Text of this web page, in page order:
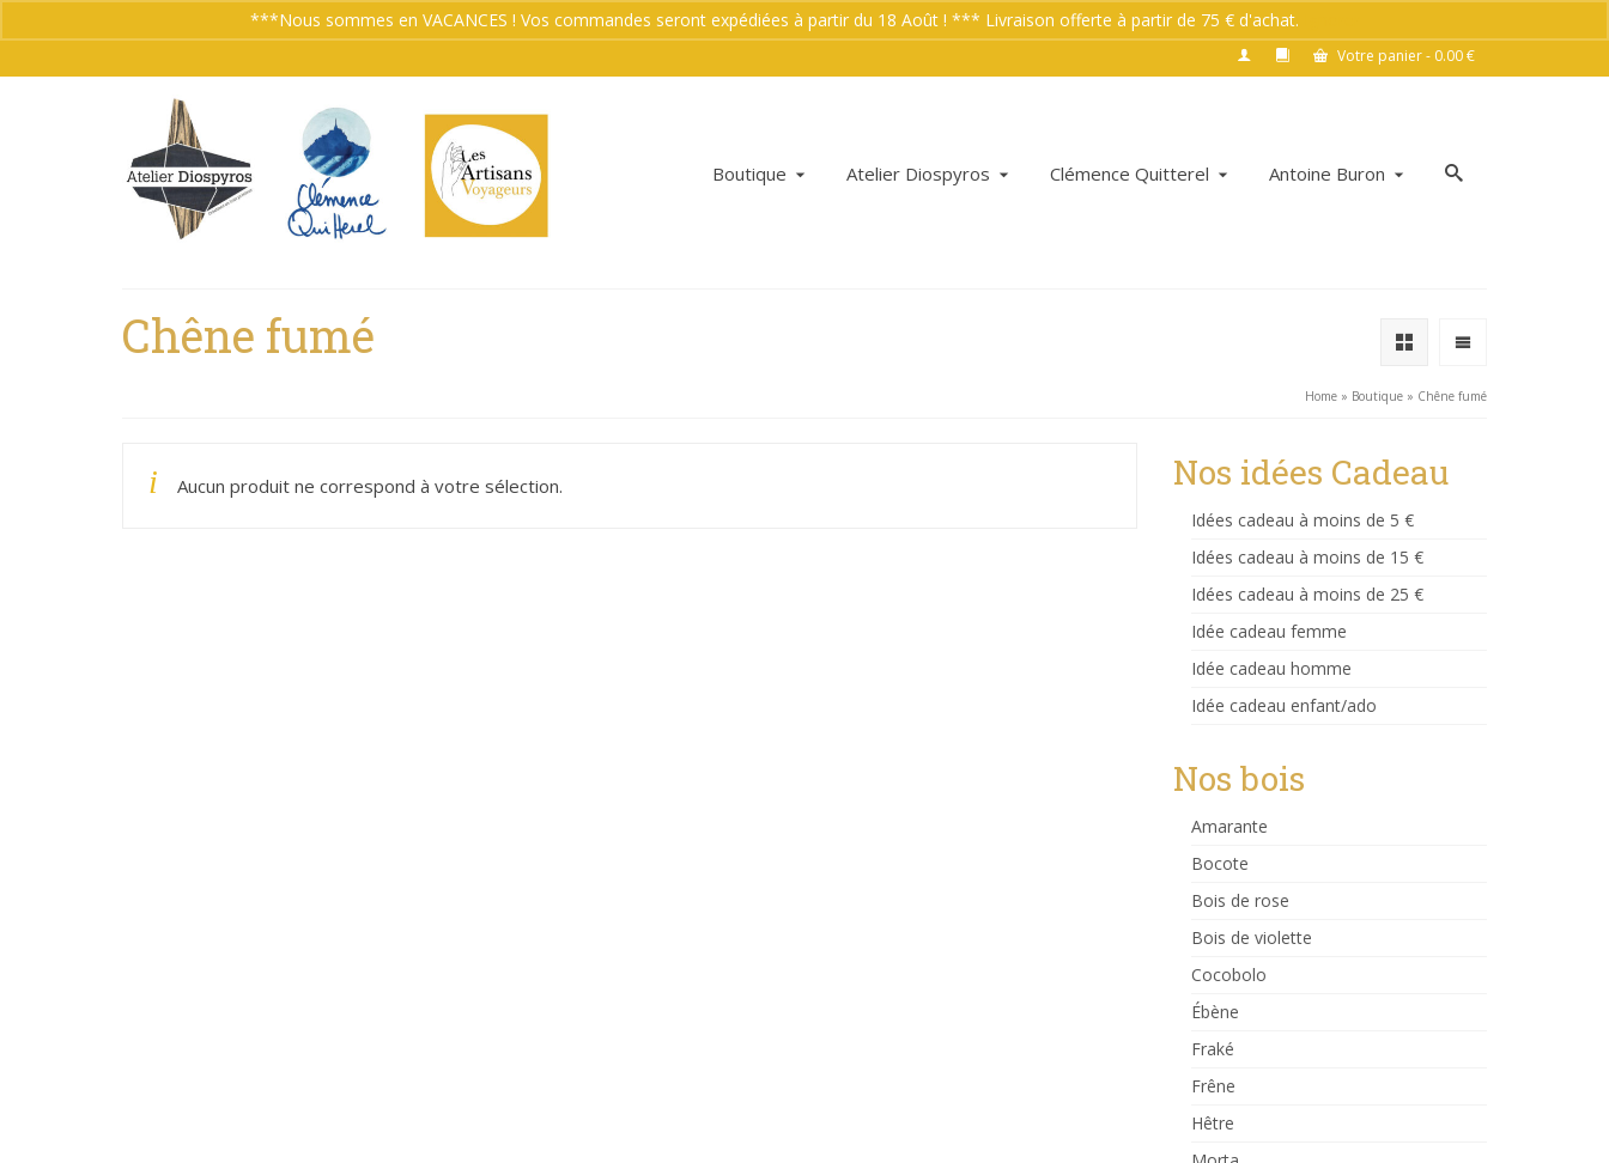
Votre panier- 0.00€
Boutique Atelier Diospyros Clémence Quitterel Antoine Buron
Chêne fumé
Home » Boutique » Chêne fumé
Aucun produit ne correspond à votre sélection. Nos idées Cadeau
Idées cadeau à moins de 5 €
Idées cadeau à moins de 15 €
Idées cadeau à moins de 25 €
Idée cadeau femme
Idée cadeau homme
Idée cadeau enfant/ado
Nos bois
Amarante
Bocote
Bois de rose
Bois de violette
Cocobolo
Ébène
Fraké
Frêne
Hêtre
***Nous sommes en VACANCES ! Vos commandes seront expédiées à partir du 18 Août ! *** Livraison offerte à partir de 75 € d'achat.